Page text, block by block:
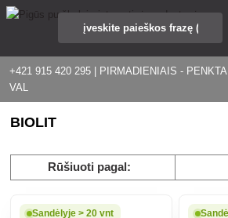
+421 915 420 295 | PIRMADIENIAIS -
VAL
BIOLIT
Rūšiuoti pagal:
Sandėlyje > 20 vnt